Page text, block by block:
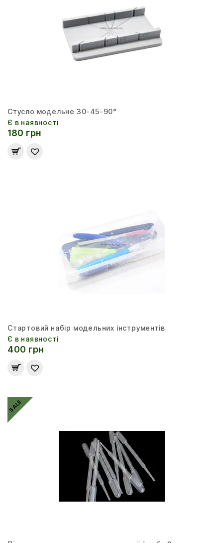
Стусло модельне 30-45-90°
Є в наявності
180 грн
Стартовий набір модельних інструментів
Є в наявності
400 грн
SALE